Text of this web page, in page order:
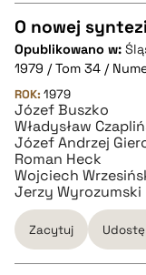
pobierz cytat
CZYSTY TEKST
pobierz cytat
BIBTEX
pobierz cytat
O nowej
Opublikowano w:
1979 / Tom 34 /
ROK: 1979
Józef Buszko
Władysław
Józef Andrzej
Roman Heck
Wojciech
Jerzy Wyrozumski
Zacytuj